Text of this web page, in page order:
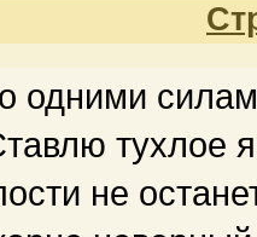
одними
тухлое
не